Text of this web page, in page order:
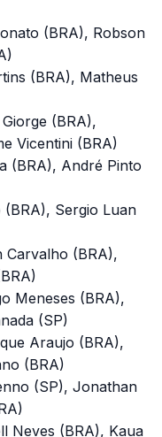
(BRA), Robson
(BRA), Matheus
(BRA),
Vicentini (BRA)
(BRA), André Pinto
Sergio Luan
Carvalho (BRA),
Meneses (BRA),
(SP)
Araujo (BRA),
(BRA)
(SP), Jonathan
Neves (BRA), Kaua